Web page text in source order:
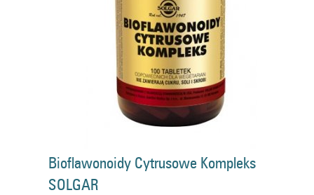
Bioflawonoidy Cytrusowe Kompleks
SOLGAR